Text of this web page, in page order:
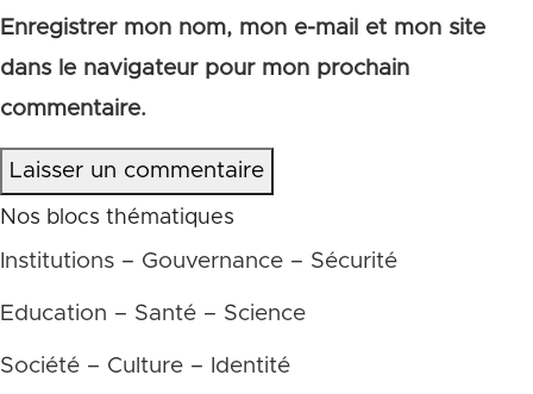
Enregistrer mon nom, mon e-mail et mon site
dans le navigateur pour mon prochain
commentaire.
Laisser un commentaire
Nos blocs thématiques
Institutions – Gouvernance – Sécurité
Education – Santé – Science
Société – Culture – Identité